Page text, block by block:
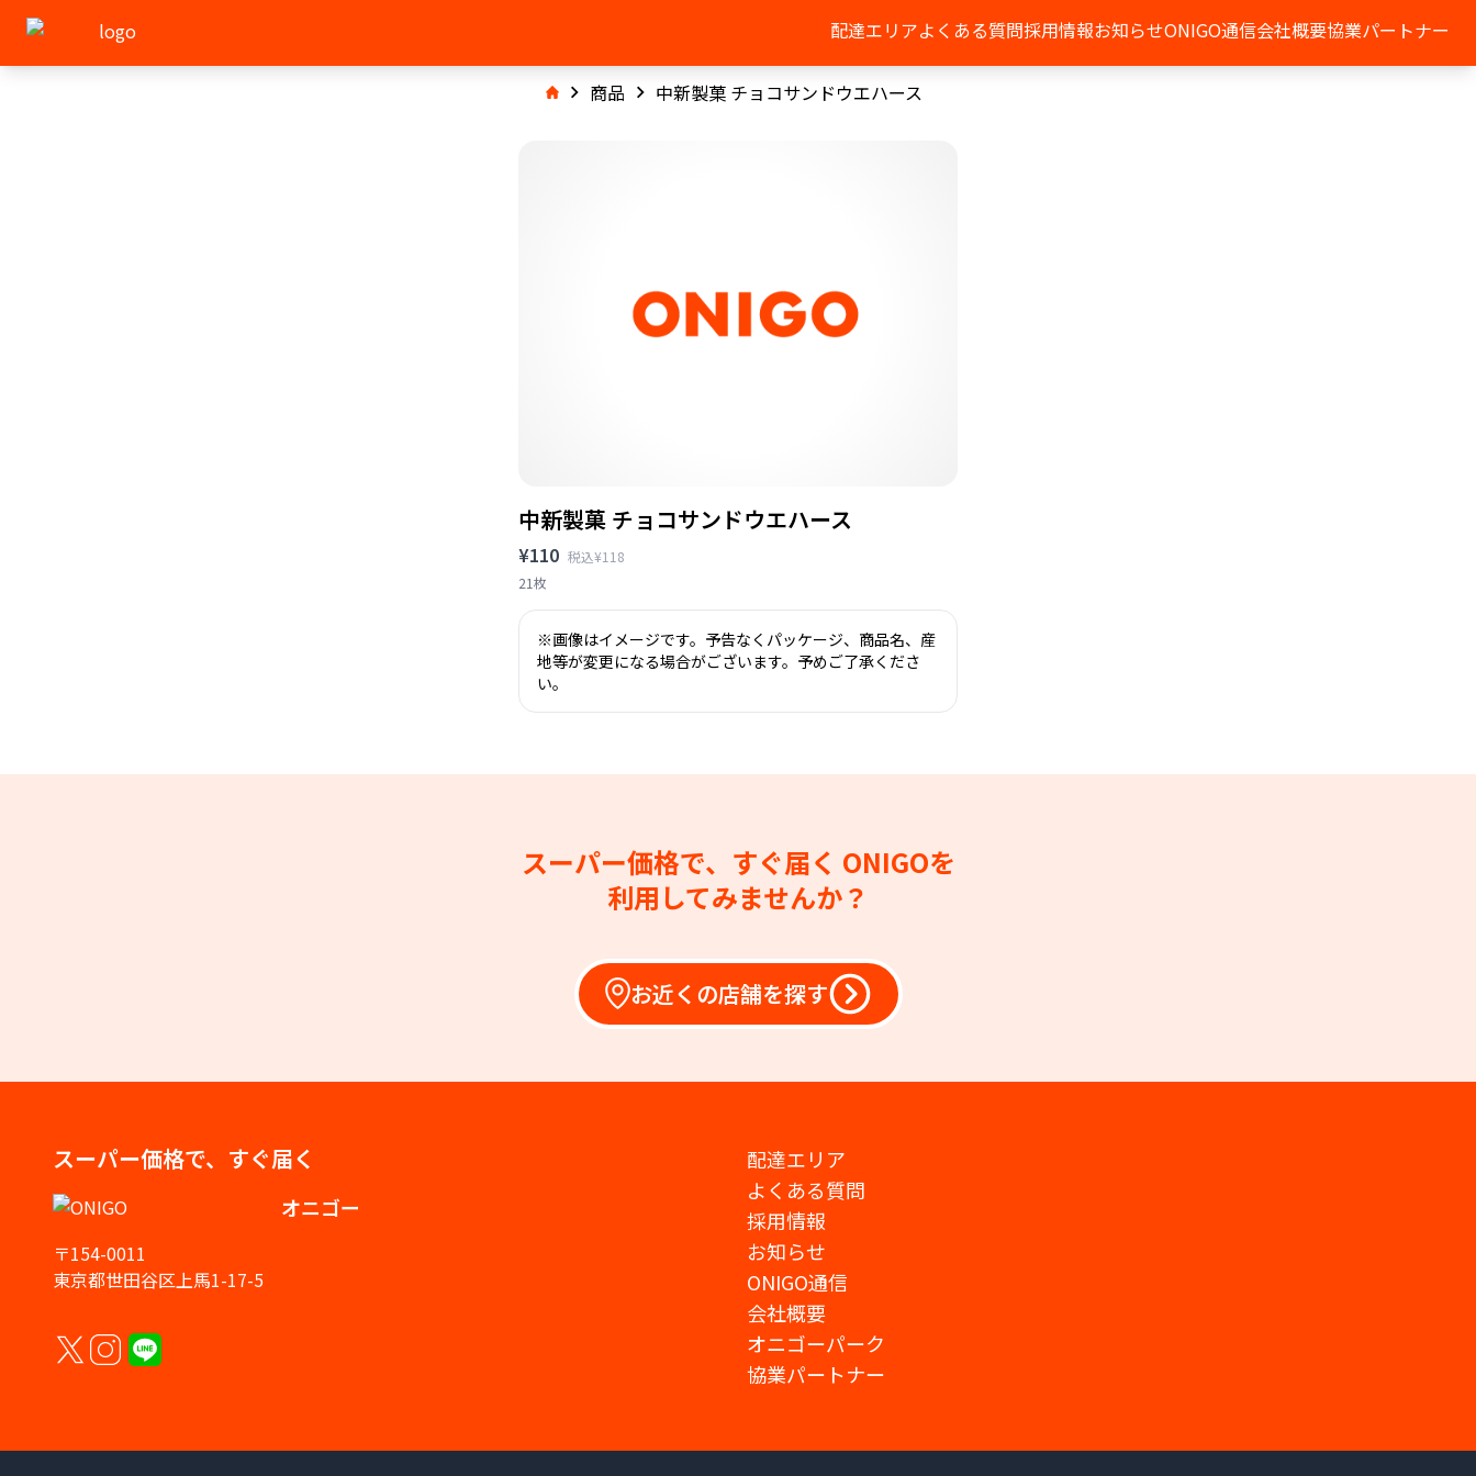
配達エリアよくある質問採用情報お知らせONIGO通信会社概要協業パートナー
商品 中新製菓 チョコサンドウエハース
中新製菓 チョコサンドウエハース
¥110 税込¥118
21枚
※画像はイメージです。予告なくパッケージ、商品名、産
地等が変更になる場合がございます。予めご了承くださ
い。
スーパー価格で、すぐ届く ONIGOを
利用してみませんか？
お近くの店舗を探す
スーパー価格で、すぐ届く
オニゴー
〒154-0011
東京都世田谷区上馬1-17-5
配達エリア
よくある質問
採用情報
お知らせ
ONIGO通信
会社概要
オニゴーパーク
協業パートナー